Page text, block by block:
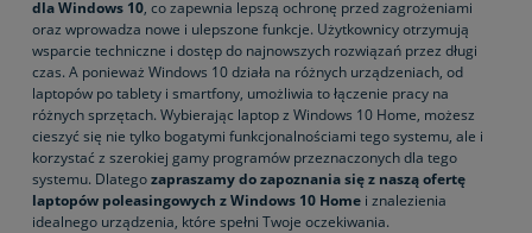
dla Windows 10, co zapewnia lepszą ochronę przed zagrożeniami
oraz wprowadza nowe i ulepszone funkcje. Użytkownicy otrzymują
wsparcie techniczne i dostęp do najnowszych rozwiązań przez długi
czas. A ponieważ Windows 10 działa na różnych urządzeniach, od
laptopów po tablety i smartfony, umożliwia to łączenie pracy na
różnych sprzętach. Wybierając laptop z Windows 10 Home, możesz
cieszyć się nie tylko bogatymi funkcjonalnościami tego systemu, ale i
korzystać z szerokiej gamy programów przeznaczonych dla tego
systemu. Dlategozapraszamy do zapoznania się z naszą ofertę
laptopów poleasingowych z Windows 10 Home i znalezienia
idealnego urządzenia, które spełni Twoje oczekiwania.